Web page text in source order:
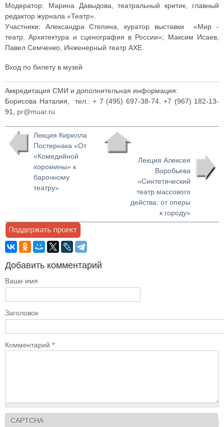
Модератор: Марина Давыдова, театральный критик, главный
редактор журнала «Театр».
Участники: Александра Степина, куратор выставки «Мир -
театр. Архитектура и сценография в России»; Максим Исаев,
Павел Семченко, Инженерный театр АХЕ.
Вход по билету в музей
Аккредитация СМИ и дополнительная информация:
Борисова Наталия, тел.: + 7 (495) 697-38-74, +7 (967) 182-13-
91, pr@muar.ru
Лекция Кирилла
Постернака «От
«Комедийной
хоромины» к
барочному
театру»
Лекция Алексея
Воробьева
«Синтетический
театр массового
действа: от оперы
к городу»
Добавить комментарий
Ваше имя
Заголовок
Комментарий *
CAPTCHA